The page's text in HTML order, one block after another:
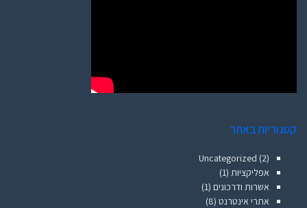
קטגוריות באתר
Uncategorized (2)
אפליקציות (1)
אשרות ודרכונים (1)
אתרי אינטרנט (8)